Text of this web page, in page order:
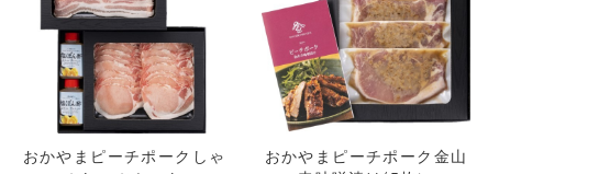
おかやまピーチポークしゃ
おかやまピーチポーク金山